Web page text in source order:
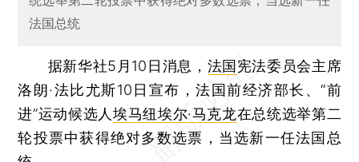
法国总统
据新华社5月10日消息， 法国 宪法委员会主席
洛朗·法比尤斯10日宣布，法国前经济部长、“前
进”运动候选人 埃马纽埃尔·马克龙在总统选举第二
轮投票中获得绝对多数选票，当选新一任法国总